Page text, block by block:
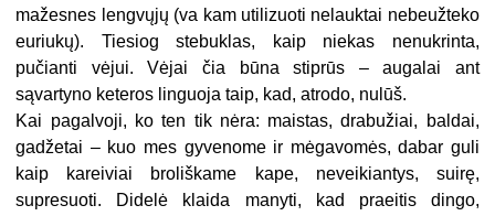
mažesnes lengvųjų (va kam utilizuoti nelauktai nebeužteko
euriukų). Tiesiog stebuklas, kaip niekas nenukrinta,
pučianti vėjui. Vėjai čia būna stiprūs – augalai ant
sąvartyno keteros linguoja taip, kad, atrodo, nulūš.
Kai pagalvoji, ko ten tik nėra: maistas, drabužiai, baldai,
gadžetai – kuo mes gyvenome ir mėgavomės, dabar guli
kaip kareiviai broliškame kape, neveikiantys, suirę,
supresuoti. Didelė klaida manyti, kad praeitis dingo,